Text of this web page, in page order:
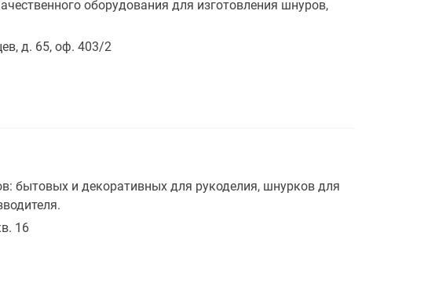
оборудования для изготовления шнуров,
д. 65, оф. 403/2
бытовых и декоративных для рукоделия, шнурков для
16